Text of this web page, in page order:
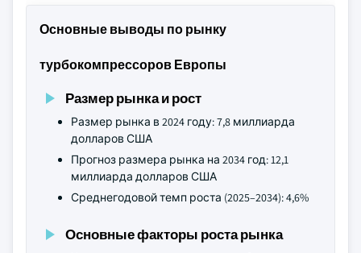
Основные выводы по рынку
турбокомпрессоров Европы
Размер рынка и рост
Размер рынка в 2024 году: 7,8 миллиарда
долларов США
Прогноз размера рынка на 2034 год: 12,1
миллиарда долларов США
Среднегодовой темп роста (2025–2034): 4,6%
Основные факторы роста рынка